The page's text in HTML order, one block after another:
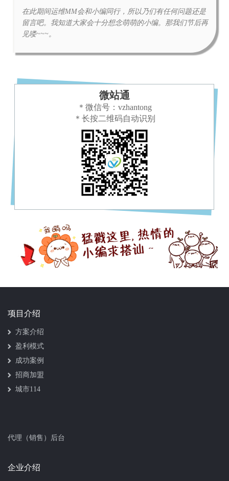
在此期间运维MM会和小编同行，所以乃们有任何问题还是
留言吧。我知道大家会十分想念萌萌的小编。那我们节后再
见喽~~~。
微站通
＊微信号：vzhantong
＊长按二维码自动识别
项目介绍
方案介绍
盈利模式
成功案例
招商加盟
城市114
代理（销售）后台
企业介绍